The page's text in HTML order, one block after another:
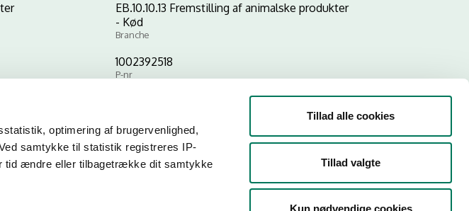
optimering af brugervenlighed,
samtykke til statistik registreres IP-
tid ændre eller tilbagetrække dit samtykke
Tillad alle cookies
Tillad valgte
Kun nødvendige cookies
EB.10.10.13 Fremstilling af animalske produkter
- Kød
Branche
1002392518
P-nr
hjemmeside